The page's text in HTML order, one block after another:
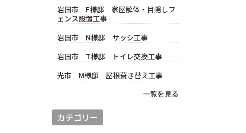
岩国市 F様邸 家屋解体・目隠しフ
ェンス設置工事
岩国市 N様邸 サッシ工事
岩国市 T様邸 トイレ交換工事
光市 M様邸 屋根葺き替え工事
一覧を見る
カテゴリー